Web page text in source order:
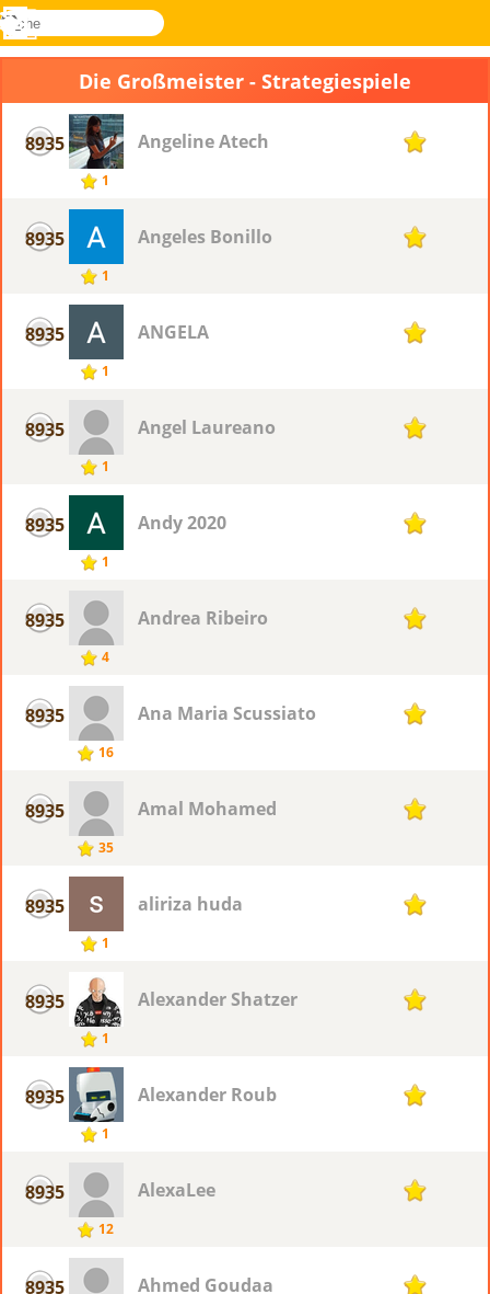
Novel
suche
Anmelden
Menü
Die Großmeister - Strategiespiele
8935
1
Angeline Atech 1
8935
1
Angeles Bonillo 1
8935
1
ANGELA 1
8935
1
Angel Laureano 1
8935
1
Andy 2020 1
8935
4
Andrea Ribeiro 1
8935
16
Ana Maria Scussiato 1
8935
35
Amal Mohamed 1
8935
1
aliriza huda 1
8935
1
Alexander Shatzer 1
8935
1
Alexander Roub 1
8935
12
AlexaLee 1
8935 Ahmed Goudaa 1